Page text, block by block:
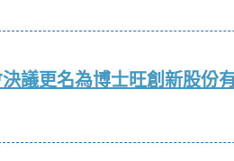
議更名為博士旺創新股份